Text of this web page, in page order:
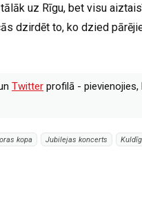
uz Rīgu, bet visu
dzirdēt to, ko dzied
Twitter profilā -
kopa Jubilejas koncerts